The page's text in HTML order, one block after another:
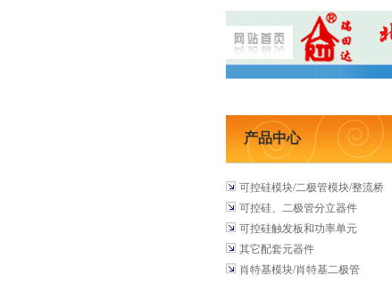
产品中心
可控硅模块/二极管模块/整流桥
可控硅、二极管分立器件
可控硅触发板和功率单元
其它配套元器件
肖特基模块/肖特基二极管